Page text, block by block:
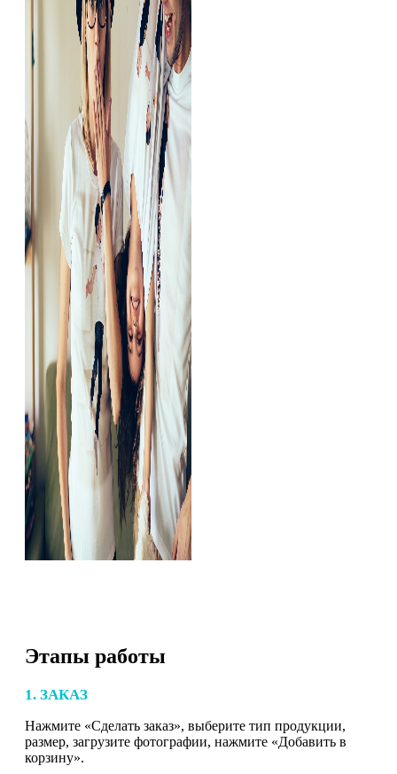
Этапы работы
1. ЗАКАЗ
Нажмите «Сделать заказ», выберите тип продукции,
размер, загрузите фотографии, нажмите «Добавить в
корзину».